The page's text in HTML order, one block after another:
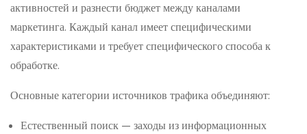
активностей и разнести бюджет между каналами
маркетинга. Каждый канал имеет специфическими
характеристиками и требует специфического способа к
обработке.
Основные категории источников трафика объединяют:
Естественный поиск — заходы из информационных